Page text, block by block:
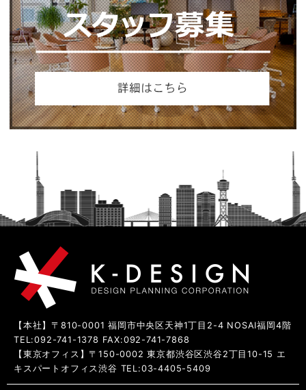
【本社】〒810-0001 福岡市中央区天神1丁目2-4 NOSAI福岡4階
TEL:092-741-1378 FAX:092-741-7868
【東京オフィス】〒150-0002 東京都渋谷区渋谷2丁目10-15 エ
キスパートオフィス渋谷 TEL:03-4405-5409